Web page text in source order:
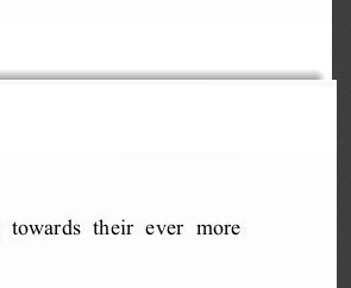
towards their ever more